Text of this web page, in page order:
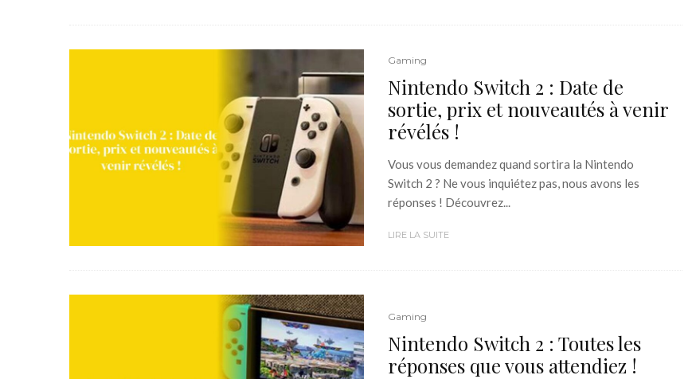
Gaming
Nintendo Switch 2 : Date de
sortie, prix et nouveautés à venir
révélés !
Vous vous demandez quand sortira la Nintendo
Switch 2 ? Ne vous inquiétez pas, nous avons les
réponses ! Découvrez...
LIRE LA SUITE
Gaming
Nintendo Switch 2 : Toutes les
réponses que vous attendiez !